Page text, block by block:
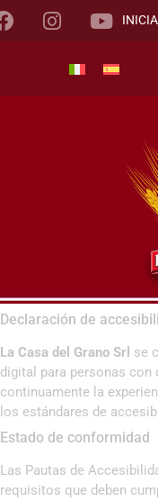
Declaración de
La Casa del Grano Srl se
digital para personas
continuamente la
los estándares de
Estado de conformidad
Las Pautas de
requisitos que deben